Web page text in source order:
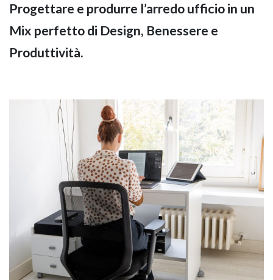
Progettare e produrre l’arredo ufficio in un
Mix perfetto di Design, Benessere e
Produttività.